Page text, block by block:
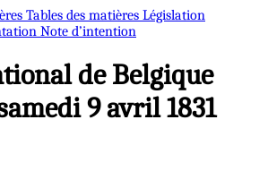
Tables des matières Législation
Note d’intention
de Belgique
9 avril 1831